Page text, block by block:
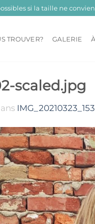
si la taille ne
TROUVER? GALERIE
scaled.jpg